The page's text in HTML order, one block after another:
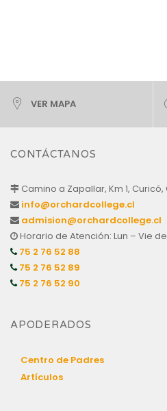
VER MAPA
CONTÁCTANOS
Camino a Zapallar, Km 1, Curicó,
info@orchardcollege.cl
admision@orchardcollege.cl
Horario de Atención: Lun – Vie de
75 2 76 52 88
75 2 76 52 89
75 2 76 52 90
APODERADOS
Centro de Padres
Artículos